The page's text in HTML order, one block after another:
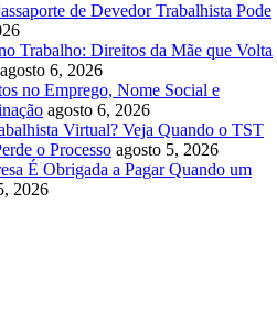
de Devedor Trabalhista Pode
Trabalho: Direitos da Mãe que Volta
agosto 6, 2026
no Emprego, Nome Social e
agosto 6, 2026
Virtual? Veja Quando o TST
o Processo agosto 5, 2026
É Obrigada a Pagar Quando um
2026